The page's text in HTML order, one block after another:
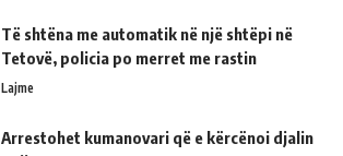
Të shtëna me automatik në një shtëpi në
Tetovë, policia po merret me rastin
Lajme
Arrestohet kumanovari që e kërcënoi djalin